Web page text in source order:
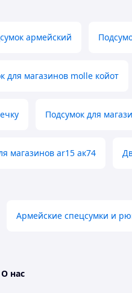
армейский
для магазинов molle койот
Подсумок для
магазинов ar15 ак74
Армейские спецсумки и
О нас